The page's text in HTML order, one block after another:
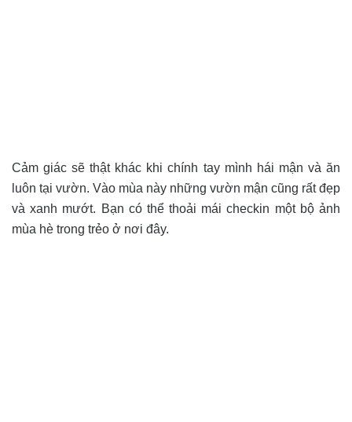
Cảm giác sẽ thật khác khi chính tay mình hái mận và ăn
luôn tại vườn. Vào mùa này những vườn mận cũng rất đẹp
và xanh mướt. Bạn có thể thoải mái checkin một bộ ảnh
mùa hè trong trẻo ở nơi đây.